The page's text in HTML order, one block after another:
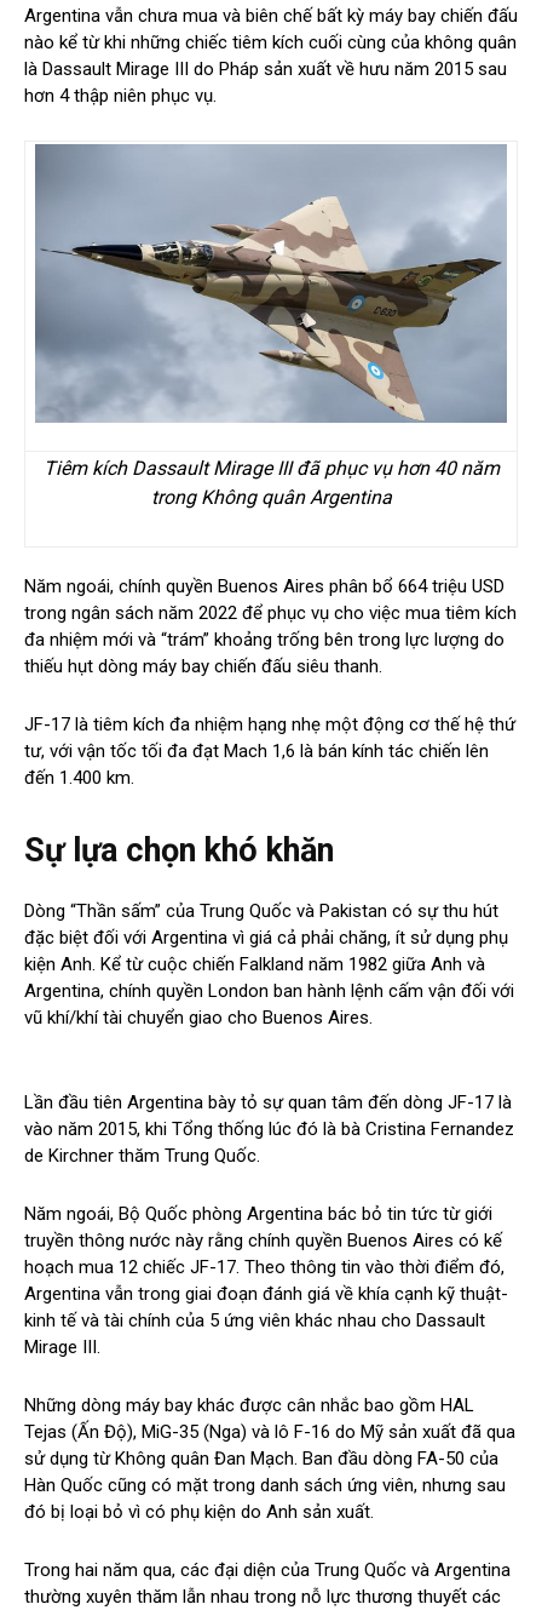
Argentina vẫn chưa mua và biên chế bất kỳ máy bay chiến đấu
nào kể từ khi những chiếc tiêm kích cuối cùng của không quân
là Dassault Mirage III do Pháp sản xuất về hưu năm 2015 sau
hơn 4 thập niên phục vụ.
Tiêm kích Dassault Mirage III đã phục vụ hơn 40 năm
trong Không quân Argentina
Năm ngoái, chính quyền Buenos Aires phân bổ 664 triệu USD
trong ngân sách năm 2022 để phục vụ cho việc mua tiêm kích
đa nhiệm mới và “trám” khoảng trống bên trong lực lượng do
thiếu hụt dòng máy bay chiến đấu siêu thanh.
JF-17 là tiêm kích đa nhiệm hạng nhẹ một động cơ thế hệ thứ
tư, với vận tốc tối đa đạt Mach 1,6 là bán kính tác chiến lên
đến 1.400 km.
Sự lựa chọn khó khăn
Dòng “Thần sấm” của Trung Quốc và Pakistan có sự thu hút
đặc biệt đối với Argentina vì giá cả phải chăng, ít sử dụng phụ
kiện Anh. Kể từ cuộc chiến Falkland năm 1982 giữa Anh và
Argentina, chính quyền London ban hành lệnh cấm vận đối với
vũ khí/khí tài chuyển giao cho Buenos Aires.
Lần đầu tiên Argentina bày tỏ sự quan tâm đến dòng JF-17 là
vào năm 2015, khi Tổng thống lúc đó là bà Cristina Fernandez
de Kirchner thăm Trung Quốc.
Năm ngoái, Bộ Quốc phòng Argentina bác bỏ tin tức từ giới
truyền thông nước này rằng chính quyền Buenos Aires có kế
hoạch mua 12 chiếc JF-17. Theo thông tin vào thời điểm đó,
Argentina vẫn trong giai đoạn đánh giá về khía cạnh kỹ thuật-
kinh tế và tài chính của 5 ứng viên khác nhau cho Dassault
Mirage III.
Những dòng máy bay khác được cân nhắc bao gồm HAL
Tejas (Ấn Độ), MiG-35 (Nga) và lô F-16 do Mỹ sản xuất đã qua
sử dụng từ Không quân Đan Mạch. Ban đầu dòng FA-50 của
Hàn Quốc cũng có mặt trong danh sách ứng viên, nhưng sau
đó bị loại bỏ vì có phụ kiện do Anh sản xuất.
Trong hai năm qua, các đại diện của Trung Quốc và Argentina
thường xuyên thăm lẫn nhau trong nỗ lực thương thuyết các